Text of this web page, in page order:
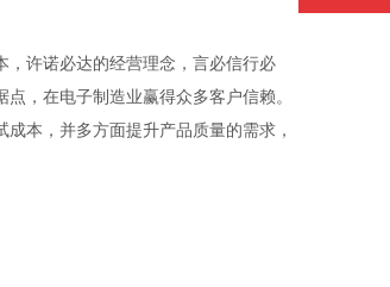
，许诺必达的经营理念，言必信行必
，在电子制造业赢得众多客户信赖。
本，并多方面提升产品质量的需求，